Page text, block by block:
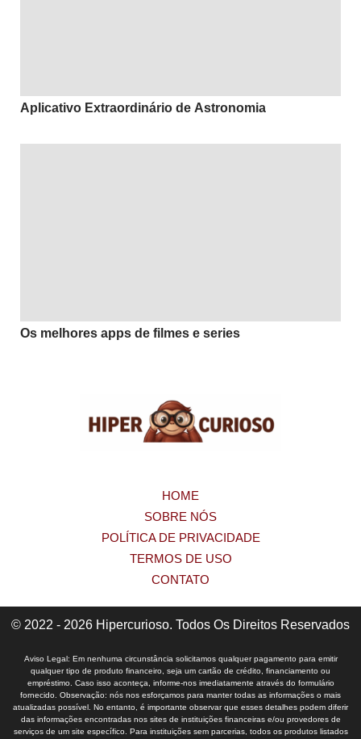
Aplicativo Extraordinário de Astronomia
Os melhores apps de filmes e series
HOME
SOBRE NÓS
POLÍTICA DE PRIVACIDADE
TERMOS DE USO
CONTATO
© 2022 - 2026 Hipercurioso. Todos Os Direitos Reservados
Aviso Legal: Em nenhuma circunstância solicitamos qualquer pagamento para emitir
qualquer tipo de produto financeiro, seja um cartão de crédito, financiamento ou
empréstimo. Caso isso aconteça, informe-nos imediatamente através do formulário
fornecido. Observação: nós nos esforçamos para manter todas as informações o mais
atualizadas possível. No entanto, é importante observar que esses detalhes podem diferir
das informações encontradas nos sites de instituições financeiras e/ou provedores de
serviços de um site específico. Para instituições sem parcerias, todos os produtos listados